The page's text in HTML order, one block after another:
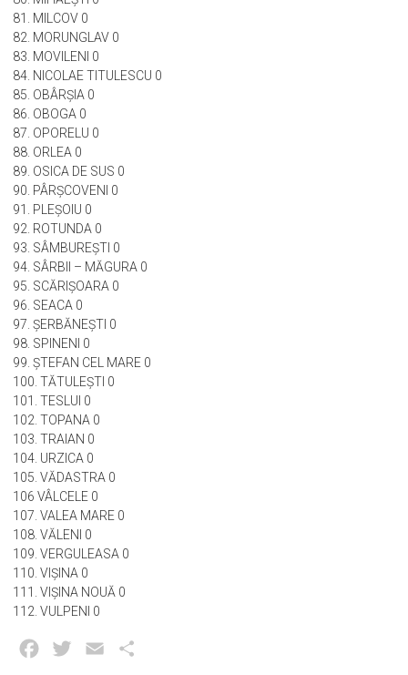
79. MĂRUNŢEI 0
80. MIHĂEŞTI 0
81. MILCOV 0
82. MORUNGLAV 0
83. MOVILENI 0
84. NICOLAE TITULESCU 0
85. OBÂRŞIA 0
86. OBOGA 0
87. OPORELU 0
88. ORLEA 0
89. OSICA DE SUS 0
90. PÂRŞCOVENI 0
91. PLEŞOIU 0
92. ROTUNDA 0
93. SÂMBUREŞTI 0
94. SÂRBII – MĂGURA 0
95. SCĂRIŞOARA 0
96. SEACA 0
97. ŞERBĂNEŞTI 0
98. SPINENI 0
99. ŞTEFAN CEL MARE 0
100. TĂTULEŞTI 0
101. TESLUI 0
102. TOPANA 0
103. TRAIAN 0
104. URZICA 0
105. VĂDASTRA 0
106 VÂLCELE 0
107. VALEA MARE 0
108. VĂLENI 0
109. VERGULEASA 0
110. VIŞINA 0
112. VULPENI 0